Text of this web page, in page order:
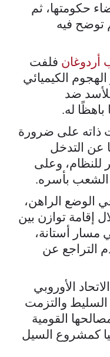
حكومتها، ثم
فيه
أردوغان فلفت
الكيميائي
ضد
باهظًا له.
ذاته على ضرورة
عن التدخل
وعلى
بأسره.
الوضع الراهن،
إقامة توازن بين
مسار أستانة،
التراجع عن
الأوروبي
السليط والتزمت
القومية
كمشروع السيل